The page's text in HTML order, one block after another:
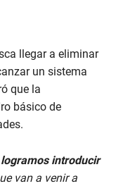
llegar a eliminar
un sistema
que la
básico de
logramos introducir
van a venir a